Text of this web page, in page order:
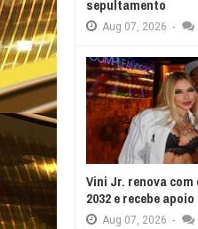
sepultamento
Aug 07, 2026 -
Vini Jr. renova
2032 e recebe
Aug 07, 2026 -